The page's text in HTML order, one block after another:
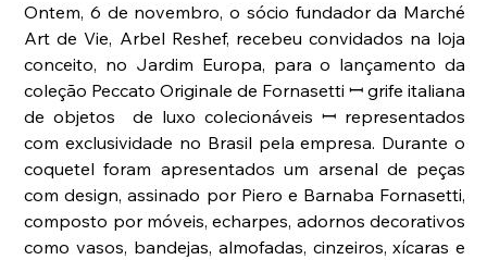
Ontem, 6 de novembro, o sócio fundador da Marché
Art de Vie, Arbel Reshef, recebeu convidados na loja
conceito, no Jardim Europa, para o lançamento da
coleção Peccato Originale de Fornasetti ꟷ grife italiana
de objetos  de luxo colecionáveis ꟷ representados
com exclusividade no Brasil pela empresa. Durante o
coquetel foram apresentados um arsenal de peças
com design, assinado por Piero e Barnaba Fornasetti,
composto por móveis, echarpes, adornos decorativos
como vasos, bandejas, almofadas, cinzeiros, xícaras e